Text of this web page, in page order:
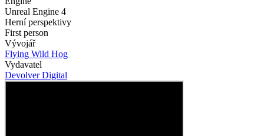
Unreal Engine 4
Herní perspektivy
First person
Vývojář
Flying Wild Hog
Vydavatel
Devolver Digital